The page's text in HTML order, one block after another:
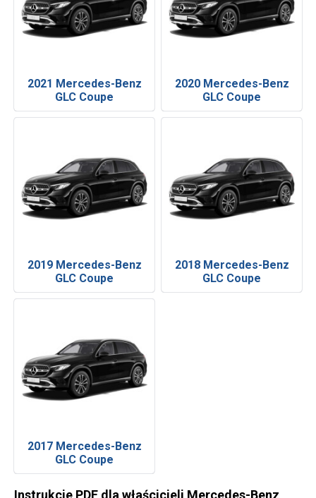
2021 Mercedes-Benz
GLC Coupe
2020 Mercedes-Benz
GLC Coupe
2019 Mercedes-Benz
GLC Coupe
2018 Mercedes-Benz
GLC Coupe
2017 Mercedes-Benz
GLC Coupe
Instrukcje PDF dla właścicieli Mercedes-Benz